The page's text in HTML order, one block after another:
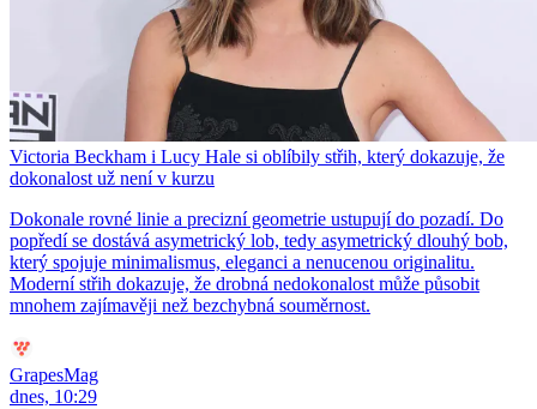
Victoria Beckham i Lucy Hale si oblíbily střih, který dokazuje, že
dokonalost už není v kurzu
Dokonale rovné linie a precizní geometrie ustupují do pozadí. Do
popředí se dostává asymetrický lob, tedy asymetrický dlouhý bob,
který spojuje minimalismus, eleganci a nenucenou originalitu.
Moderní střih dokazuje, že drobná nedokonalost může působit
mnohem zajímavěji než bezchybná souměrnost.
GrapesMag
dnes, 10:29